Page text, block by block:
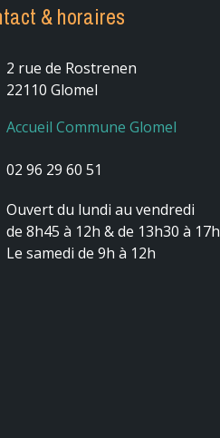
& horaires
2 rue de Rostrenen
22110 Glomel
Accueil Commune Glomel
02 96 29 60 51
Ouvert du lundi au vendredi
de 8h45 à 12h & de 13h30 à 17h
Le samedi de 9h à 12h